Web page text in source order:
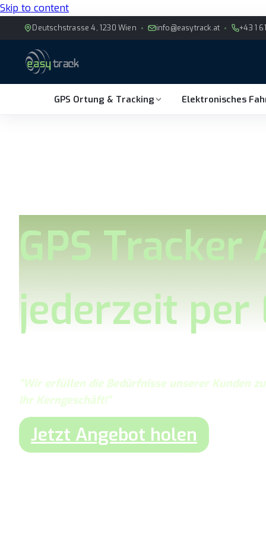
Skip to content
Deutschstrasse 4, 1230 Wien info@easytrack.at +43 1
GPS Ortung & Tracking Elektronisches
GPS
jederzeit per
“Wir erfüllen die Bedürfnisse unserer Kunden
Ihr Kerngeschäft!”
Jetzt Angebot holen